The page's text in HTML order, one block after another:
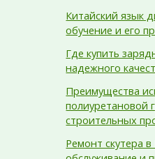
Китайский язык
обучение и его
Где купить
надежного
Преимущества
полиуретановой
строительных
Ремонт скутера